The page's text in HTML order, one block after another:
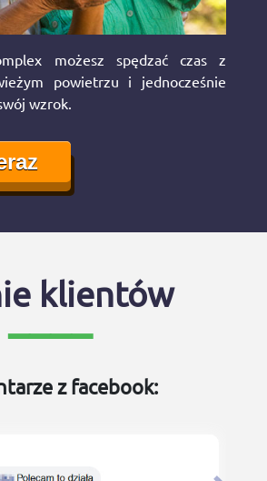
możesz spędzać czas z
powietrzu i jednocześnie
wzrok.
klientów
z facebook: